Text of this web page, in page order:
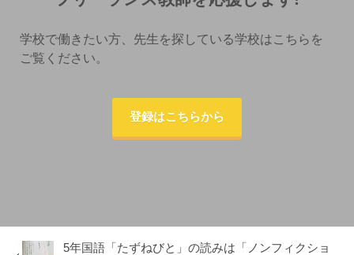
学校で働きたい方、先生を探している学校はこちらを
ご覧ください。
登録はこちらから
5年国語「たずねびと」の読みは「ノンフィクショ